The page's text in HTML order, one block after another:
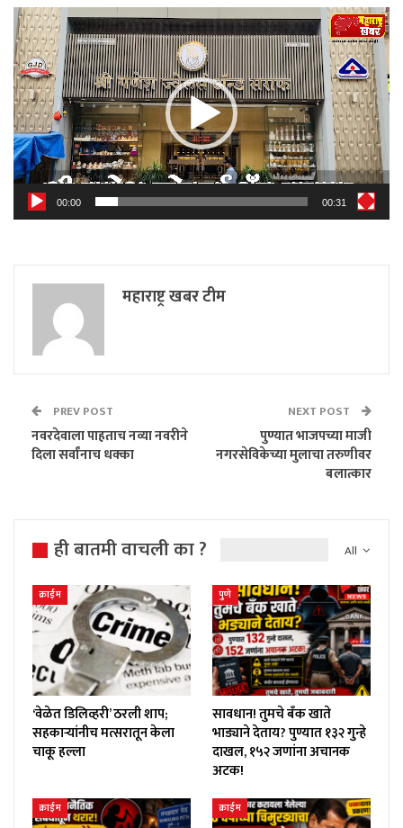
Video
Player
00:00 00:31
महाराष्ट्र खबर टीम
PREV POST
नवरदेवाला पाहताच नव्या नवरीने
दिला सर्वांनाच धक्का
NEXT POST
पुण्यात भाजपच्या माजी
नगरसेविकेच्या मुलाचा तरुणीवर
बलात्कार
All
ही बातमी वाचली का ?
क्राईम
‘वेळेत डिलिव्हरी’ ठरली शाप;
सहकाऱ्यांनीच मत्सरातून केला
चाकू हल्ला
पुणे
सावधान! तुमचे बँक खाते
भाड्याने देताय? पुण्यात १३२ गुन्हे
दाखल, १५२ जणांना अचानक
अटक!
क्राईम क्राईम